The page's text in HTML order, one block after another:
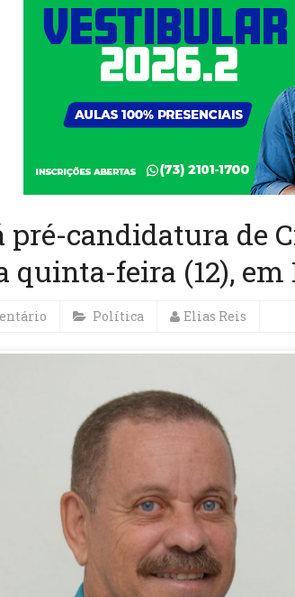
pré-candidatura de
quinta-feira (12),
Política Elias Reis